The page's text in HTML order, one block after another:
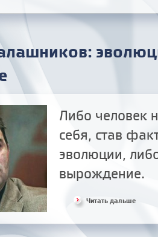
Либо человек
себя, став
эволюции,
вырождение.
Читать дальше